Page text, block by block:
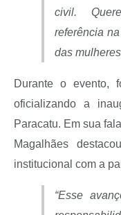
civil.
referência
das
Durante o evento,
oficializando a
Paracatu. Em sua
Magalhães
institucional com a
“Esse